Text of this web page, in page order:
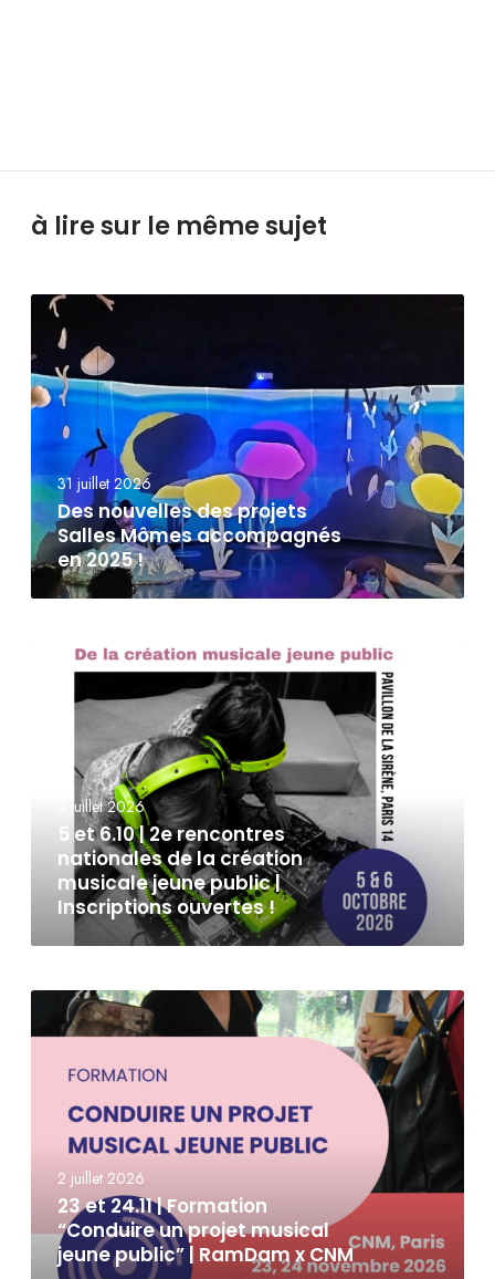
à lire sur le même sujet
31 juillet 2026
Des nouvelles des projets
Salles Mômes accompagnés
en 2025 !
3 juillet 2026
5 et 6.10 | 2e rencontres
nationales de la création
musicale jeune public |
Inscriptions ouvertes !
2 juillet 2026
23 et 24.11 | Formation
“Conduire un projet musical
jeune public” | RamDam x CNM